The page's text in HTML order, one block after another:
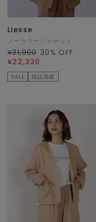
Liesse
ノーカラージャケット
¥31,900 30 % OFF
¥22,330
SALE 雑誌掲載